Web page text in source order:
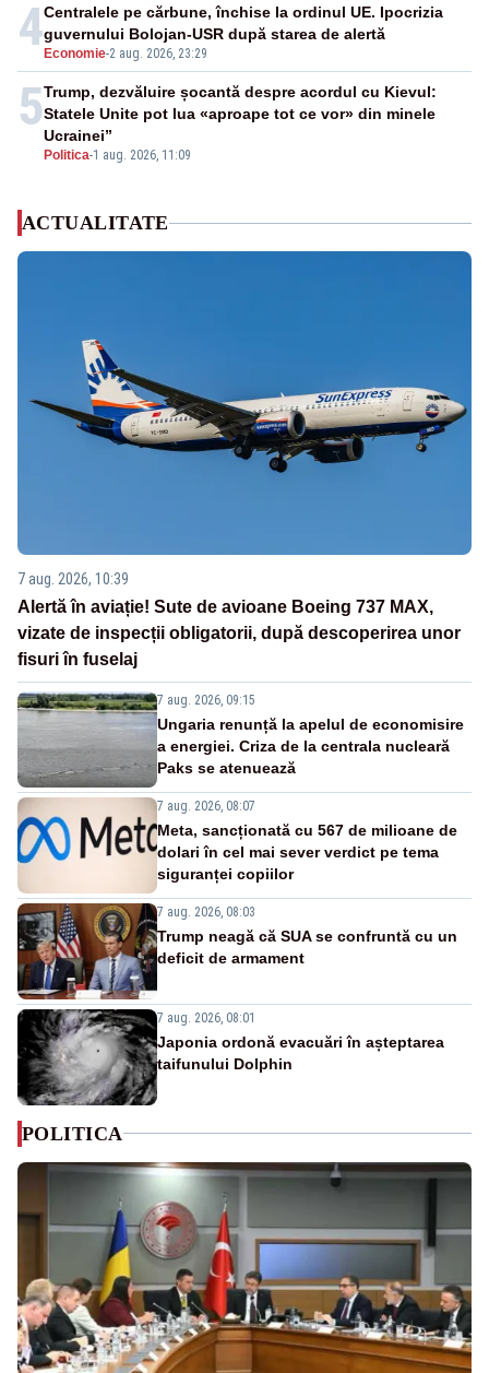
4 Economie-2 aug. 2026, 23:29
Centralele pe cărbune, închise la ordinul UE. Ipocrizia
guvernului Bolojan-USR după starea de alertă
5
Politica-1 aug. 2026, 11:09
Trump, dezvăluire șocantă despre acordul cu Kievul:
Statele Unite pot lua «aproape tot ce vor» din minele
Ucrainei”
ACTUALITATE
7 aug. 2026, 10:39
Alertă în aviație! Sute de avioane Boeing 737 MAX,
vizate de inspecții obligatorii, după descoperirea unor
fisuri în fuselaj
7 aug. 2026, 09:15
Ungaria renunță la apelul de economisire
a energiei. Criza de la centrala nucleară
Paks se atenuează
7 aug. 2026, 08:07
Meta, sancționată cu 567 de milioane de
dolari în cel mai sever verdict pe tema
siguranței copiilor
7 aug. 2026, 08:03
Trump neagă că SUA se confruntă cu un
deficit de armament
7 aug. 2026, 08:01
Japonia ordonă evacuări în așteptarea
taifunului Dolphin
POLITICA